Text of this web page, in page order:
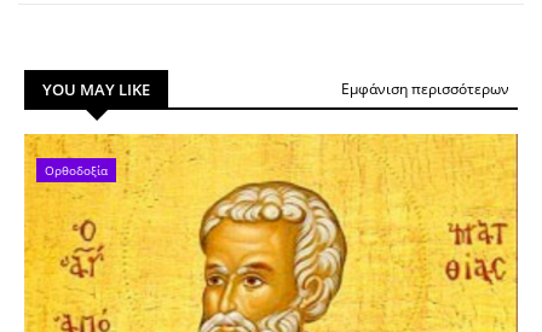
YOU MAY LIKE Εμφάνιση περισσότερων
Ορθοδοξία